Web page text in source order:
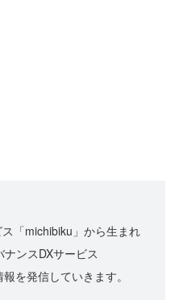
「michibiku」から生まれ
ンスDXサービス
を発信していきます。